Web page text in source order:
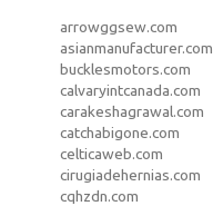
arrowggsew.com
asianmanufacturer.com
bucklesmotors.com
calvaryintcanada.com
carakeshagrawal.com
catchabigone.com
celticaweb.com
cirugiadehernias.com
cqhzdn.com